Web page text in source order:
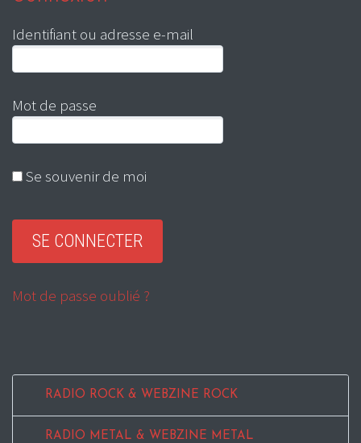
Identifiant ou adresse e-mail
Mot de passe
Se souvenir de moi
Mot de passe oublié ?
RADIO ROCK & WEBZINE ROCK
RADIO METAL & WEBZINE METAL